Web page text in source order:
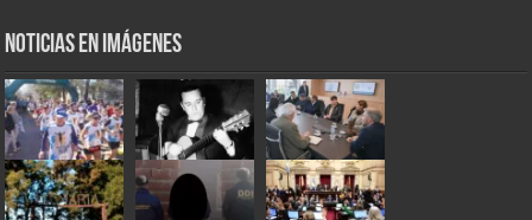
Noticias en Imágenes